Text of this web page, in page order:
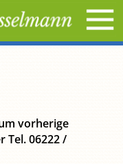
vorherige
Tel. 06222 /